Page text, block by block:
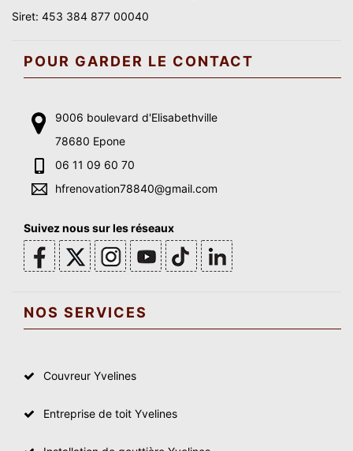
Siret: 453 384 877 00040
POUR GARDER LE CONTACT
9006 boulevard d'Elisabethville
78680 Epone
06 11 09 60 70
hfrenovation78840@gmail.com
Suivez nous sur les réseaux
NOS SERVICES
Couvreur Yvelines
Entreprise de toit Yvelines